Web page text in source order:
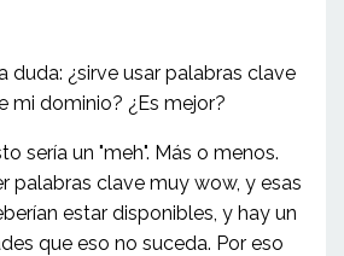
duda: ¿sirve usar palabras clave
mi dominio? ¿Es mejor?
sería un "meh". Más o menos.
palabras clave muy wow, y esas
estar disponibles, y hay un
que eso no suceda. Por eso